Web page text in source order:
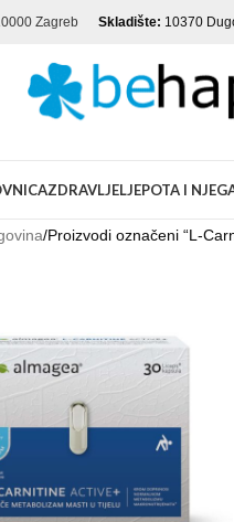
Zagreb Skladište: 10370
ZDRAVLJELJEPOTA I
Proizvodi označeni “L-